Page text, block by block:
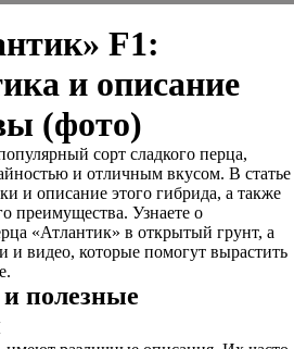
F1:
и описание
(фото)
сорт сладкого перца,
и отличным вкусом. В статье
и описание этого гибрида, а также
преимущества. Узнаете о
«Атлантик» в открытый грунт, а
и видео, которые помогут вырастить
полезные